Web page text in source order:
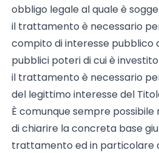
obbligo legale al quale è
il trattamento è necessario
compito di interesse pubblico
pubblici poteri di cui è
il trattamento è necessario
del legittimo interesse del
È comunque sempre
di chiarire la concreta base
trattamento ed in particolare